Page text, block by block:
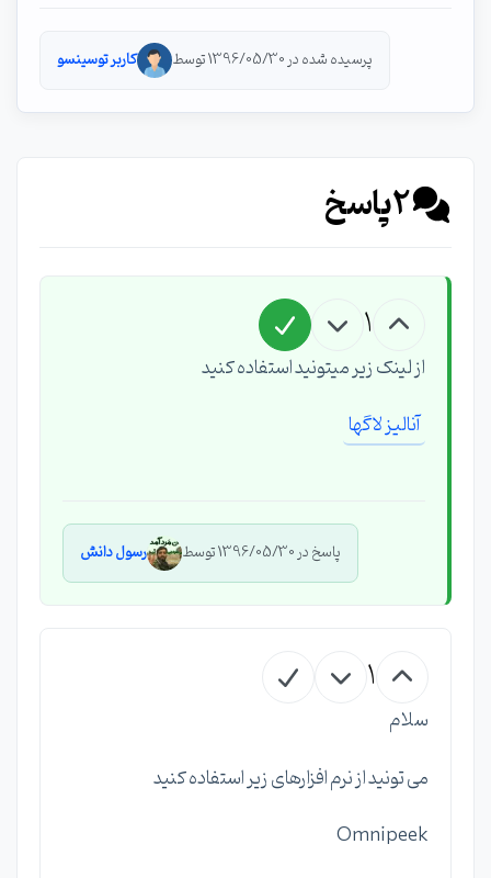
پرسیده شده در 1396/05/30 توسط کاربر توسینسو
2پاسخ
1
از لینک زیر میتونید استفاده کنید
آنالیز لاگها
پاسخ در 1396/05/30 توسط رسول دانش
1
سلام
می تونید از نرم افزارهای زیر استفاده کنید
Omnipeek